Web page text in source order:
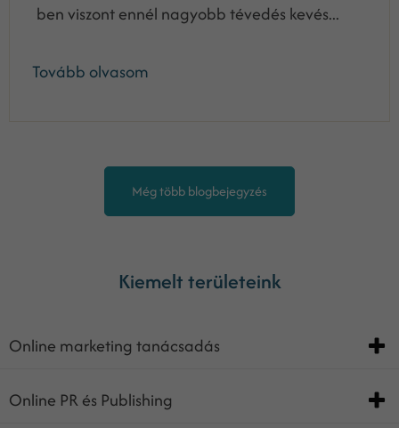
ben viszont ennél nagyobb tévedés kevés...
Tovább olvasom
Még több blogbejegyzés
Kiemelt területeink
Online marketing tanácsadás
Online PR és Publishing